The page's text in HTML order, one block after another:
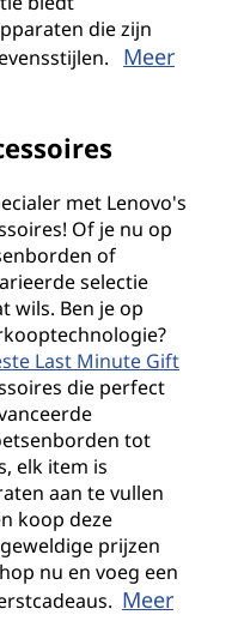
die zijn
Meer
met Lenovo's
Of je nu op
of
selectie
wils. Ben je op
Last Minute Gift
die perfect
tot
elk item is
aan te vullen
koop deze
prijzen
nu en voeg een
Meer